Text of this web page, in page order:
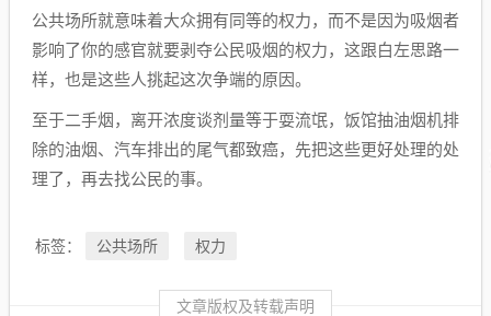
公共场所就意味着大众拥有同等的权力，而不是因为吸烟者
影响了你的感官就要剥夺公民吸烟的权力，这跟白左思路一
样，也是这些人挑起这次争端的原因。
至于二手烟，离开浓度谈剂量等于耍流氓，饭馆抽油烟机排
除的油烟、汽车排出的尾气都致癌，先把这些更好处理的处
理了，再去找公民的事。
标签： 公共场所 权力
文章版权及转载声明